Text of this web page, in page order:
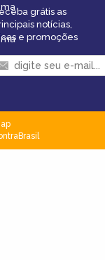
grátis as
notícias,
e promoções